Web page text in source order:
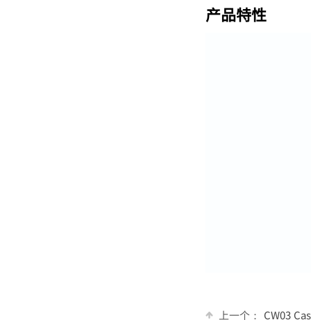
产品特性
上一个： CW03